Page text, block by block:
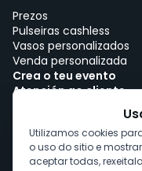
Prezos
Pulseiras cashless
Vasos personalizados
Venda personalizada
Crea o teu evento
Atención ao cliente
Traballar con woutick!
Consentimento de
Utilizamos cookies
o uso do sitio e
aceptar todas,